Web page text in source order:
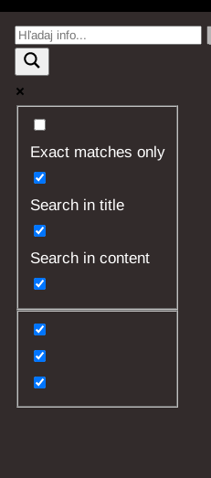
Exact matches only
Search in title
Search in content